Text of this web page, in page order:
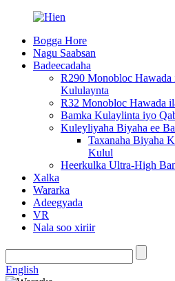
Bogga Hore
Nagu Saabsan
Badeecadaha
R290 Monobloc Hawada
Kululaynta
R32 Monobloc Hawada
Bamka Kulaylinta iyo
Kuleyliyaha Biyaha ee
Taxanaha Biyaha
Kulul
Heerkulka Ultra-High
Xalka
Wararka
Adeegyada
VR
Nala soo xiriir
English